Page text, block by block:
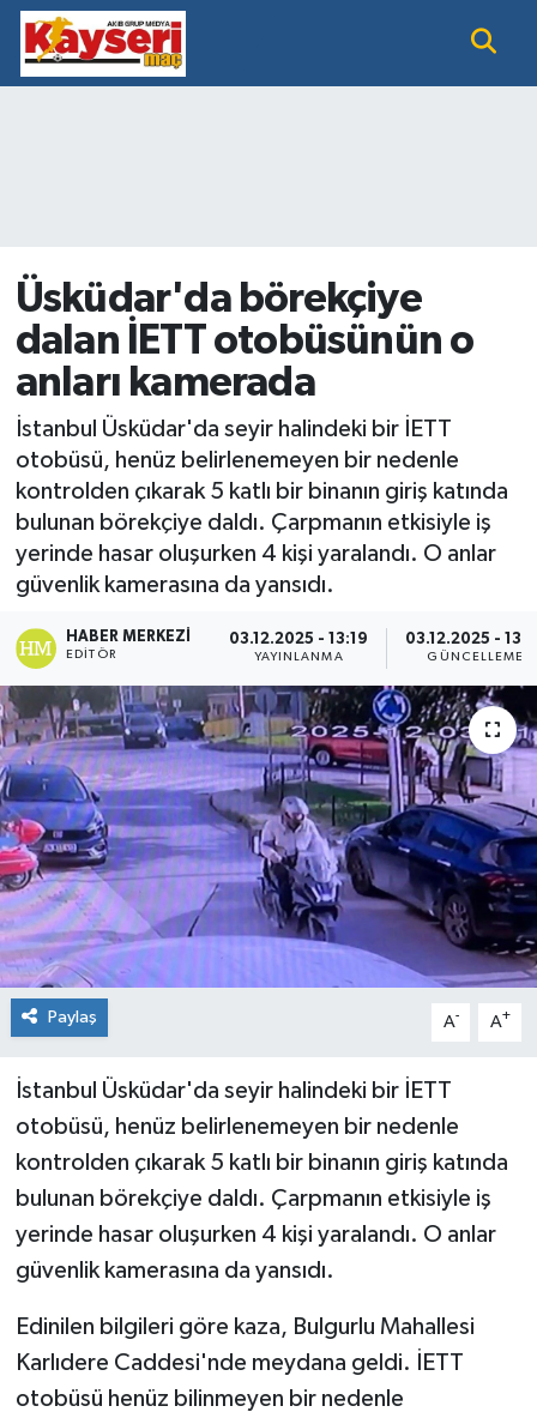
Üsküdar'da börekçiye
dalan İETT otobüsünün o
anları kamerada
İstanbul Üsküdar'da seyir halindeki bir İETT
otobüsü, henüz belirlenemeyen bir nedenle
kontrolden çıkarak 5 katlı bir binanın giriş katında
bulunan börekçiye daldı. Çarpmanın etkisiyle iş
yerinde hasar oluşurken 4 kişi yaralandı. O anlar
güvenlik kamerasına da yansıdı.
HABER MERKEZI
EDITÖR
03.12.2025 - 13:19
YAYINLANMA
03.12.2025 -
GÜNCELLEME
Paylaş A- A+
İstanbul Üsküdar'da seyir halindeki bir İETT
otobüsü, henüz belirlenemeyen bir nedenle
kontrolden çıkarak 5 katlı bir binanın giriş katında
bulunan börekçiye daldı. Çarpmanın etkisiyle iş
yerinde hasar oluşurken 4 kişi yaralandı. O anlar
güvenlik kamerasına da yansıdı.
Edinilen bilgileri göre kaza, Bulgurlu Mahallesi
Karlıdere Caddesi'nde meydana geldi. İETT
otobüsü henüz bilinmeyen bir nedenle
EĞİTİM
SİYASET GÜNDEMİ
SPOR BÜLTENİ
SÜPER LİG
Nöbetçi Eczaneler
Süper Lig Puan Durumu ve Fikstür
Tüm Manşetler
Son Dakika Haberleri
Haber Arşivi